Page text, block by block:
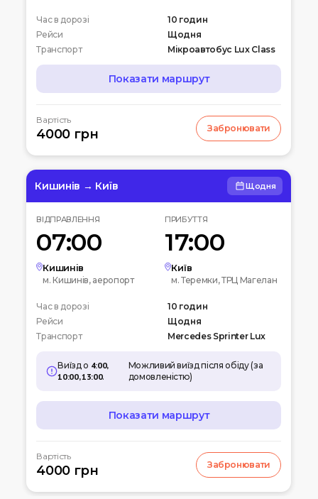
Транспорт Мікроавтобус Lux Class
Час в дорозі
10 годин
Рейси
Щодня
Показати маршрут
07:00 Чернігів
Автостанція
10:00Київ
Вокзальна пл. 4
Біла церква
Вул. Леваневського
15:00
Автовокзал
Аеропорт
Вартість
4000 грн Забронювати
Кишинів → Київ Щодня
ВІДПРАВЛЕННЯ
07:00
Кишинів
м. Кишинів, аеропорт
ПРИБУТТЯ
17:00
Київ
м. Теремки, ТРЦ Магелан
Транспорт Mercedes Sprinter Lux
Час в дорозі
10 годин
Рейси
Щодня
Виїзд о 4:00,
10:00, 13:00.
Можливий виїзд після обіду (за
домовленістю)
Показати маршрут
07:00 Кишинів
м.Кишинів, аеропорт
Вартість
4000 грн Забронювати